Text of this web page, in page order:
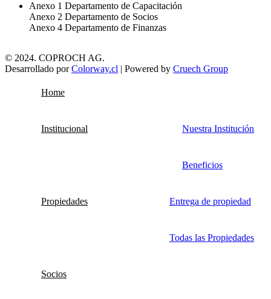
Anexo 1 Departamento de Capacitación
Anexo 2 Departamento de Socios
Anexo 4 Departamento de Finanzas
© 2024. COPROCH AG.
Desarrollado porColorway.cl | Powered by Cruech Group
Home
Institucional Nuestra Institución
Beneficios
Propiedades Entrega de propiedad
Todas las Propiedades
Socios